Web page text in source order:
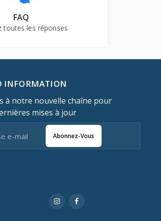
FAQ
toutes les réponses
INFORMATION
à notre nouvelle chaîne pour
mises à jour
Abonnez-Vous